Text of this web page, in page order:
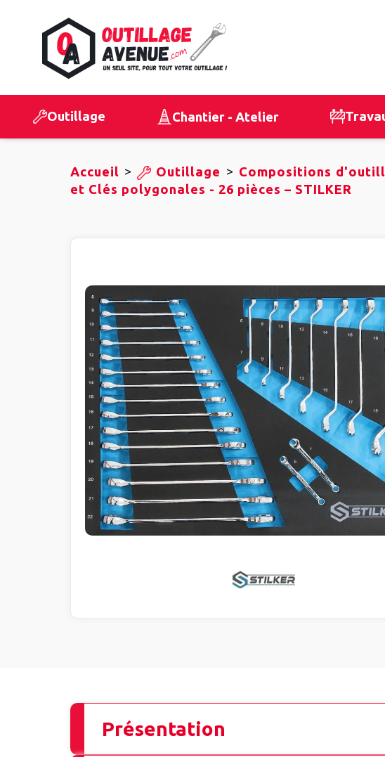
Outillage Chantier - Atelier
Accueil > Outillage > Compositions
et Clés polygonales - 26 pièces – STILKER
Présentation